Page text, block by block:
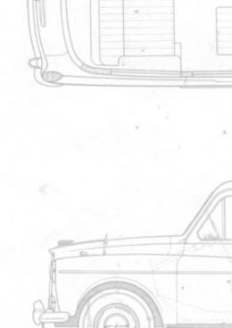
Fairway
Merci
C'est
Je suis
Nissan
L'avenir